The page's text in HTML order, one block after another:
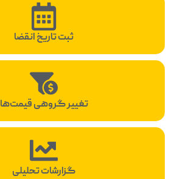
ثبت تاریخ انقضا
تغییر گروهی قیمت‌ها
گزارشات تحلیلی